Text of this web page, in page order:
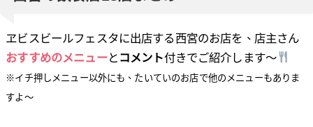
ヱビスビールフェスタに出店する西宮のお店を、店主さん
おすすめのメニューと コメント付きでご紹介します〜
※イチ押しメニュー以外にも、たいていのお店で他のメニューもありま
すよ〜